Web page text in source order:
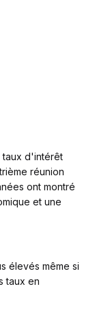
taux d'intérêt
réunion
ont montré
et une
élevés même si
taux en